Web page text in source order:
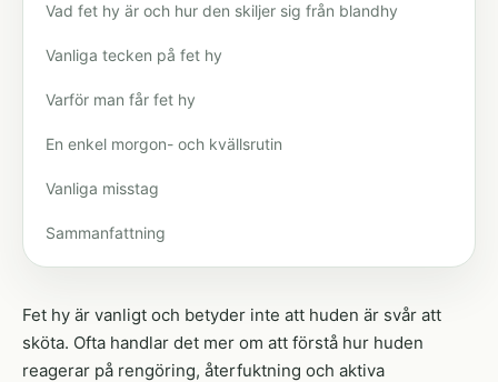
Vad fet hy är och hur den skiljer sig från blandhy
Vanliga tecken på fet hy
Varför man får fet hy
En enkel morgon- och kvällsrutin
Vanliga misstag
Sammanfattning
Fet hy är vanligt och betyder inte att huden är svår att
sköta. Ofta handlar det mer om att förstå hur huden
reagerar på rengöring, återfuktning och aktiva